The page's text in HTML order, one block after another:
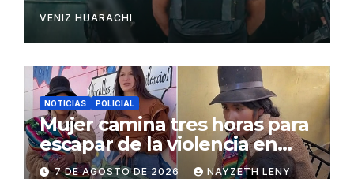
VENIZ HUARACHI
NOTICIAS POLICIAL
Mujer camina tres horas para
escapar de la violencia en
Potosí
7 DE AGOSTO DE 2026 NAYZETH LENY